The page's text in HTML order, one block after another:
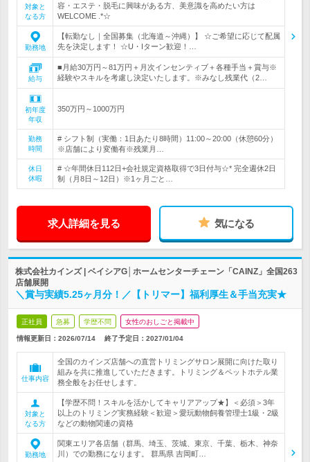
対象と
なる方
容・エステ・脱毛に興味がある方、美意識を高めたい方は
WELCOME .*☆
勤務地
【転勤なし｜全国募集（北海道～沖縄）】 ☆ご希望に応じて配属
先を決定します！ ☆U・Iターン歓迎！…
給与
■月給30万円～81万円＋月次インセンティブ＋各種手当＋賞与※
経験やスキルを考慮し決定いたします。※みなし残業代（2…
初年度
年収
350万円～1000万円
勤務
時間
# シフト制（実働：1日あたり8時間）11:00～20:00（休憩60分）
※店舗により変働有※残業月…
休日
休暇
# ☆年間休日112日+会社規定資格取得で3日付与☆* 完全週休2日
制（月8日～12日）※1ヶ月ごと…
求人詳細を見る 気になる
株式会社カインズ | ベイシアG│ホームセンターチェーン「CAINZ」全国263
店舗展開
＼賞与実績5.25ヶ月分！／【トリマー】福利厚生＆手当充実★
正社員 急募 学歴不問 女性のおしごと掲載中
情報更新日：2026/07/14 終了予定日： 2027/01/04
仕事内容
全国のカインズ店舗への直営トリミングサロン展開に向けた取り
組みを共に推進していただきます。トリミング＆ペットホテル業
務全般をお任せします。
対象と
なる方
【学歴不問！スキルを活かしてキャリアアップ★】＜必須＞3年
以上のトリミング実務経験＜歓迎＞愛玩動物飼養管理士1級・2級
などの動物関連の資格
勤務地
関東エリア各店舗（群馬、埼玉、茨城、東京、千葉、栃木、神奈
川）での勤務になります。 群馬県 吉岡町…